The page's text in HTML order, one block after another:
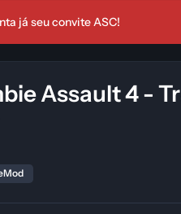
já seu convite ASC!
Assault 4 -